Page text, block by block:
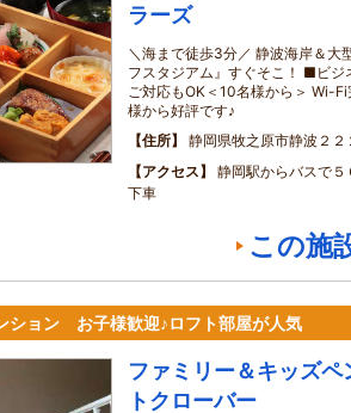
ラーズ
＼海まで徒歩3分／ 静波海岸＆大
フスタジアム』すぐそこ！ ■ビ
ご対応もOK＜10名様から＞ Wi-
様から好評です♪
住所
静岡県牧之原市静波２２
アクセス
静岡駅からバスで
下車
この施
ション お子様歓迎♪ロフト部屋が人気
ファミリー＆キッズ
トクローバー